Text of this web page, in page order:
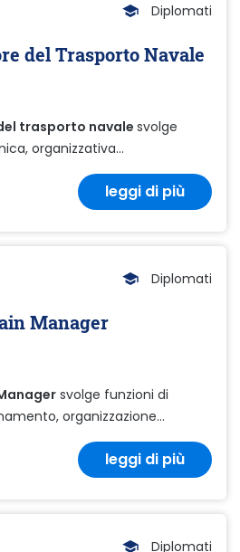
Diplomati
del Trasporto Navale
trasporto navale svolge
organizzativa...
leggi di più
Diplomati
Manager
svolge funzioni di
organizzazione...
leggi di più
Diplomati